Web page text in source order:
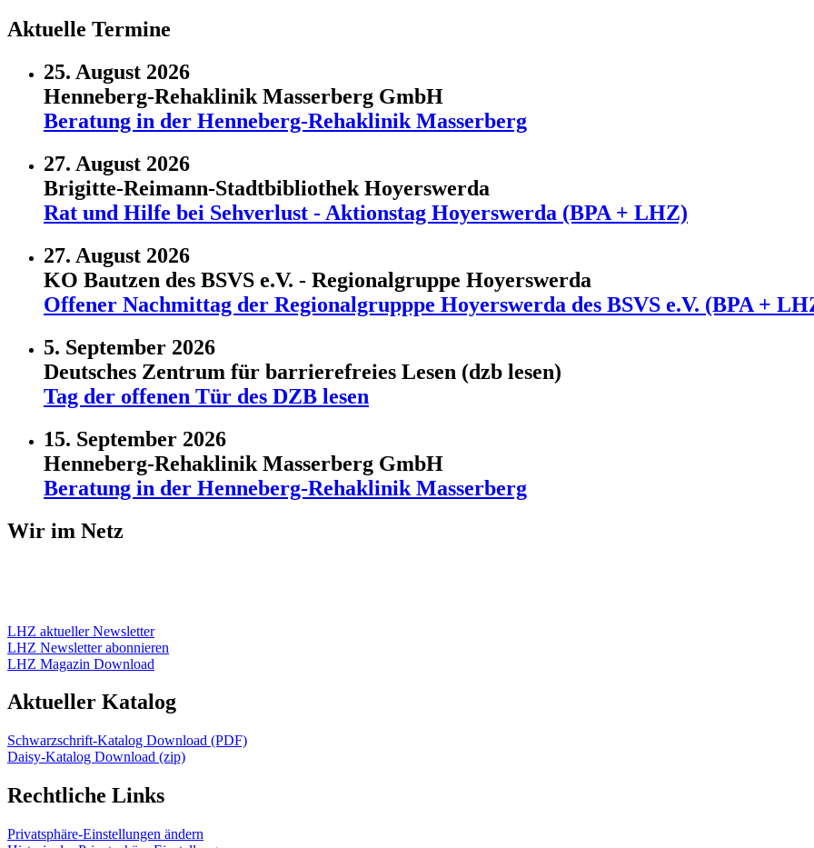
Aktuelle Termine
25. August 2026
Henneberg-Rehaklinik Masserberg GmbH
Beratung in der Henneberg-Rehaklinik Masserberg
27. August 2026
Brigitte-Reimann-Stadtbibliothek Hoyerswerda
Rat und Hilfe bei Sehverlust - Aktionstag Hoyerswerda (BPA + LHZ)
27. August 2026
KO Bautzen des BSVS e.V. - Regionalgruppe Hoyerswerda
Offener Nachmittag der Regionalgrupppe Hoyerswerda des BSVS e.V. (BPA +
5. September 2026
Deutsches Zentrum für barrierefreies Lesen (dzb lesen)
Tag der offenen Tür des DZB lesen
15. September 2026
Henneberg-Rehaklinik Masserberg GmbH
Beratung in der Henneberg-Rehaklinik Masserberg
Wir im Netz
LHZ aktueller Newsletter
LHZ Newsletter abonnieren
LHZ Magazin Download
Aktueller Katalog
Schwarzschrift-Katalog Download (PDF)
Daisy-Katalog Download (zip)
Rechtliche Links
Privatsphäre-Einstellungen ändern